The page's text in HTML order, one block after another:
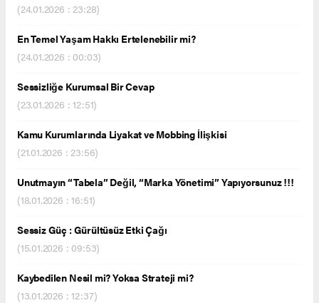
(24.01.2026 : 23:28)
En Temel Yaşam Hakkı Ertelenebilir mi?
(24.01.2026 : 00:03)
Sessizliğe Kurumsal Bir Cevap
(23.01.2026 : 12:51)
Kamu Kurumlarında Liyakat ve Mobbing İlişkisi
(21.01.2026 : 23:56)
Unutmayın “Tabela” Değil, “Marka Yönetimi” Yapıyorsunuz !!!
(18.01.2026 : 16:51)
Sessiz Güç : Gürültüsüz Etki Çağı
(15.01.2026 : 09:53)
Kaybedilen Nesil mi? Yoksa Strateji mi?
(13.01.2026 : 12:37)